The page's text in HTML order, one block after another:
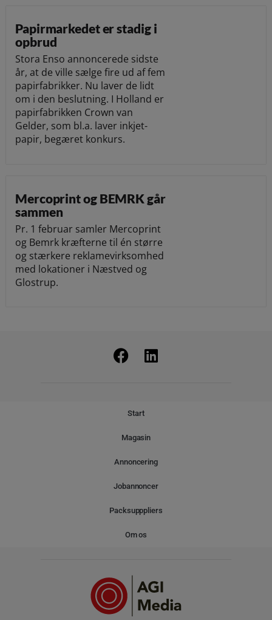
Papirmarkedet er stadig i
opbrud
Stora Enso annoncerede sidste
år, at de ville sælge fire ud af fem
papirfabrikker. Nu laver de lidt
om i den beslutning. I Holland er
papirfabrikken Crown van
Gelder, som bl.a. laver inkjet-
papir, begæret konkurs.
Mercoprint og BEMRK går
sammen
Pr. 1 februar samler Mercoprint
og Bemrk kræfterne til én større
og stærkere reklamevirksomhed
med lokationer i Næstved og
Glostrup.
Start
Magasin
Annoncering
Jobannoncer
Packsupppliers
Om os